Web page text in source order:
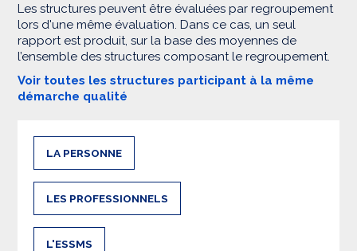
Les structures peuvent être évaluées par regroupement
lors d'une même évaluation. Dans ce cas, un seul
rapport est produit, sur la base des moyennes de
l’ensemble des structures composant le regroupement.
Voir toutes les structures participant à la même
démarche qualité
LA PERSONNE
LES PROFESSIONNELS
L'ESSMS